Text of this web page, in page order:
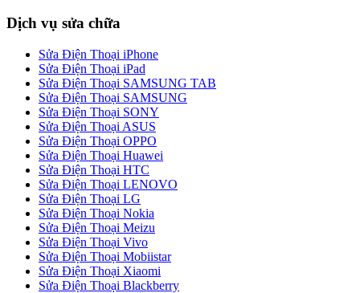
Dịch vụ sửa chữa
Sửa Điện Thoại iPhone
Sửa Điện Thoại iPad
Sửa Điện Thoại SAMSUNG TAB
Sửa Điện Thoại SAMSUNG
Sửa Điện Thoại SONY
Sửa Điện Thoại ASUS
Sửa Điện Thoại OPPO
Sửa Điện Thoại Huawei
Sửa Điện Thoại HTC
Sửa Điện Thoại LENOVO
Sửa Điện Thoại LG
Sửa Điện Thoại Nokia
Sửa Điện Thoại Meizu
Sửa Điện Thoại Vivo
Sửa Điện Thoại Mobiistar
Sửa Điện Thoại Xiaomi
Sửa Điện Thoại Blackberry